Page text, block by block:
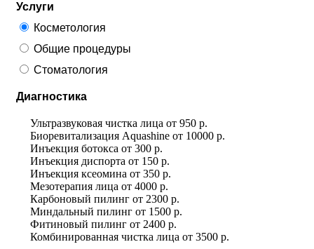
Услуги
Косметология
Общие процедуры
Стоматология
Диагностика
Ультразвуковая чистка лица от 950 р.
Биоревитализация Aquashine от 10000 р.
Инъекция ботокса от 300 р.
Инъекция диспорта от 150 р.
Инъекция ксеомина от 350 р.
Мезотерапия лица от 4000 р.
Карбоновый пилинг от 2300 р.
Миндальный пилинг от 1500 р.
Фитиновый пилинг от 2400 р.
Комбинированная чистка лица от 3500 р.